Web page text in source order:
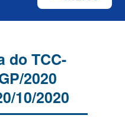
do TCC-
2020
10/2020